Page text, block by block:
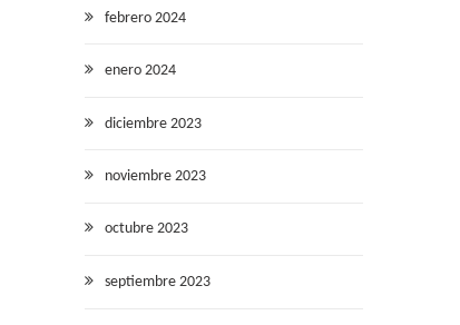
febrero 2024
enero 2024
diciembre 2023
noviembre 2023
octubre 2023
septiembre 2023